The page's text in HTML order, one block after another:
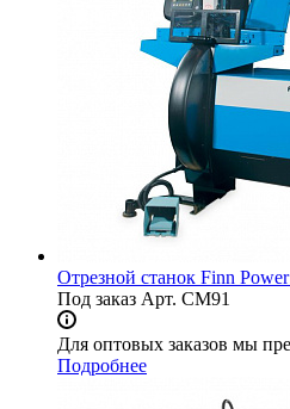
Отрезной станок Finn
Под заказ Арт. CM91
Для оптовых заказов мы
Подробнее